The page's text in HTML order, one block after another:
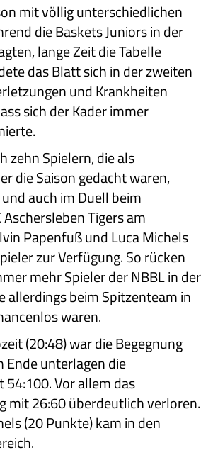
mit völlig unterschiedlichen
die Baskets Juniors in der
lange Zeit die Tabelle
das Blatt sich in der zweiten
und Krankheiten
sich der Kader immer
zehn Spielern, die als
die Saison gedacht waren,
auch im Duell beim
Tigers am
Papenfuß und Luca Michels
zur Verfügung. So rücken
mehr Spieler der NBBL in der
allerdings beim Spitzenteam in
waren.
(20:48) war die Begegnung
Ende unterlagen die
Vor allem das
mit 26:60 überdeutlich verloren.
(20 Punkte) kam in den